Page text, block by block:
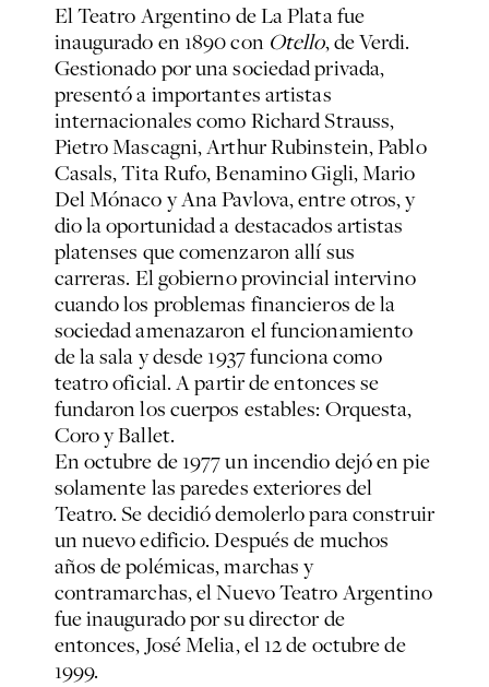
El Teatro Argentino de La Plata fue
inaugurado en 1890 con Otello, de Verdi.
Gestionado por una sociedad privada,
presentó a importantes artistas
internacionales como Richard Strauss,
Pietro Mascagni, Arthur Rubinstein, Pablo
Casals, Tita Rufo, Benamino Gigli, Mario
Del Mónaco y Ana Pavlova, entre otros, y
dio la oportunidad a destacados artistas
platenses que comenzaron allí sus
carreras. El gobierno provincial intervino
cuando los problemas financieros de la
sociedad amenazaron el funcionamiento
de la sala y desde 1937 funciona como
teatro oficial. A partir de entonces se
fundaron los cuerpos estables: Orquesta,
Coro y Ballet.
En octubre de 1977 un incendio dejó en pie
solamente las paredes exteriores del
Teatro. Se decidió demolerlo para construir
un nuevo edificio. Después de muchos
años de polémicas, marchas y
contramarchas, el Nuevo Teatro Argentino
fue inaugurado por su director de
entonces, José Melia, el 12 de octubre de
1999.